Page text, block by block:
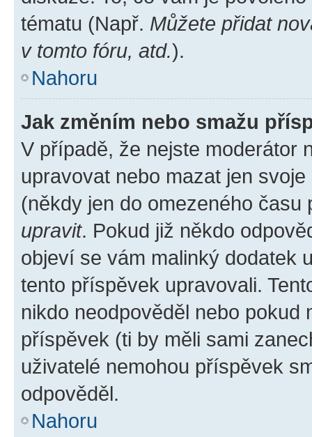
tématu (Např. Můžete přidat
v tomto fóru, atd.).
Nahoru
Jak změním nebo smažu
V případě, že nejste moderátor
upravovat nebo mazat jen
(někdy jen do omezeného
upravit. Pokud již někdo
objeví se vám malinký dodatek
tento příspěvek upravovali.
nikdo neodpověděl nebo pokud
příspěvek (ti by měli sami
uživatelé nemohou příspěvek
odpověděl.
Nahoru